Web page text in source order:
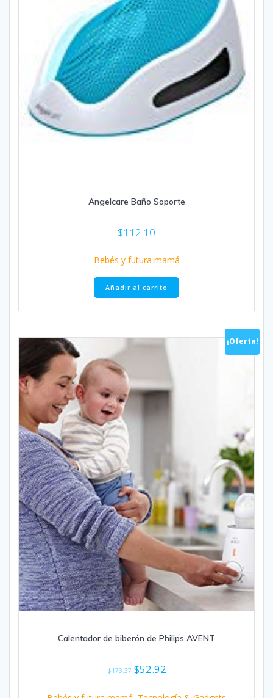
Angelcare Baño Soporte
$112.10
Bebés y futura mamá
Añadir al carrito
¡Oferta!
Calentador de biberón de Philips AVENT
$173.37 El
original
$52.92El
actual